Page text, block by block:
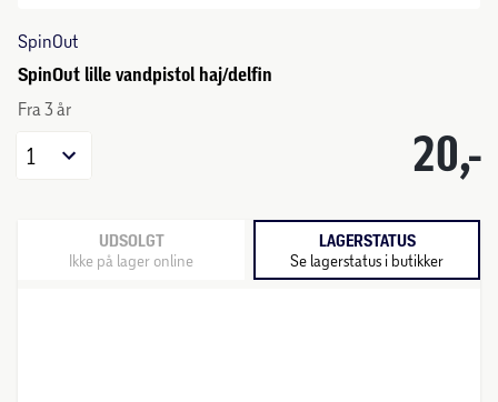
SpinOut
SpinOut lille vandpistol haj/delfin
Fra 3 år
20,-
1
UDSOLGT
Ikke på lager online
LAGERSTATUS
Se lagerstatus i butikker